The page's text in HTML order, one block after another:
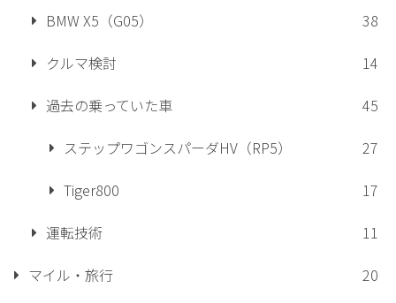
BMW X5（G05）
38
クルマ検討
14
過去の乗っていた車
45
ステップワゴンスパーダHV（RP5）
27
Tiger800
17
運転技術
11
マイル・旅行
20